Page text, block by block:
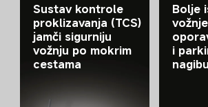
Sustav kontrole
proklizavanja (TCS)
jamči sigurniju
vožnju po mokrim
cestama
Bolje
i
nagibu